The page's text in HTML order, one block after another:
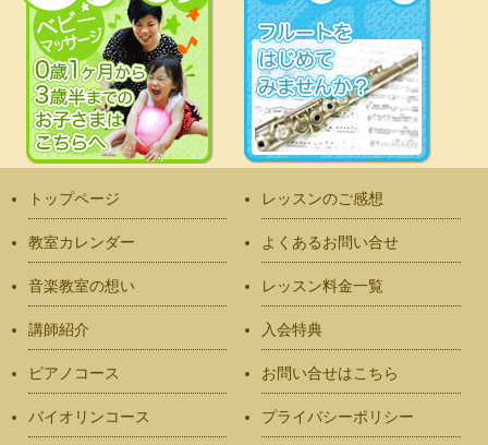
トップページ
教室カレンダー
音楽教室の想い
講師紹介
レッスンのご感想
よくあるお問い合せ
レッスン料金一覧
入会特典
ピアノコース
バイオリンコース
お問い合せはこちら
プライバシーポリシー